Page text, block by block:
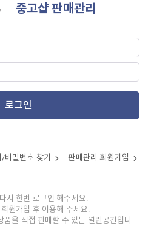
중고샵 판매관리
로그인
비밀번호 찾기 판매관리 회원가입
시 한번 로그인 해주세요.
원가입 후 이용해 주세요.
을 직접 판매할 수 있는 열린공간입니